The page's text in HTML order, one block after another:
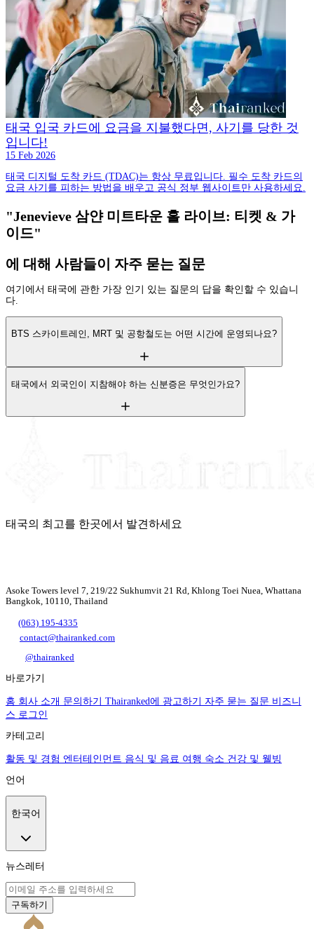
태국 입국 카드에 요금을 지불했다면, 사기를 당한 것
입니다!
15 Feb 2026
태국 디지털 도착 카드 (TDAC)는 항상 무료입니다. 필수 도착 카드의
요금 사기를 피하는 방법을 배우고 공식 정부 웹사이트만 사용하세요.
"Jenevieve 삼얀 미트타운 홀 라이브: 티켓 & 가
이드"
에 대해 사람들이 자주 묻는 질문
여기에서 태국에 관한 가장 인기 있는 질문의 답을 확인할 수 있습니
다.
BTS 스카이트레인, MRT 및 공항철도는 어떤 시간에 운영되나요?
태국에서 외국인이 지참해야 하는 신분증은 무엇인가요?
태국의 최고를 한곳에서 발견하세요
Asoke Towers level 7, 219/22 Sukhumvit 21 Rd, Khlong Toei Nuea, Whattana
Bangkok, 10110, Thailand
(063) 195-4335
contact@thairanked.com
@thairanked
바로가기
홈 회사 소개 문의하기 Thairanked에 광고하기 자주 묻는 질문 비즈니
스 로그인
카테고리
활동 및 경험 엔터테인먼트 음식 및 음료 여행 숙소 건강 및 웰빙
언어
한국어
뉴스레터
구독하기